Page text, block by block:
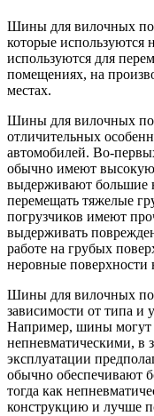
Шины для вилочных
которые используются
используются для
помещениях, на
местах.
Шины для вилочных
отличительных
автомобилей. Во-
обычно имеют высокую
выдерживают большие
перемещать тяжелые
погрузчиков имеют
выдерживать
работе на грубых
неровные поверхности
Шины для вилочных
зависимости от типа и
Например, шины могут
непневматическими, в
эксплуатации
обычно обеспечивают
тогда как
конструкцию и лучше